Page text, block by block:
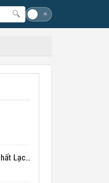
🔍 ☀
Độ Thiệu Hoa - Tầm Trảo Thất Lạc Đích Ái Tình